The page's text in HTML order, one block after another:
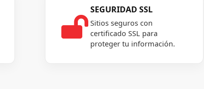

SEGURIDAD SSL
Sitios seguros con
certificado SSL para
proteger tu información.